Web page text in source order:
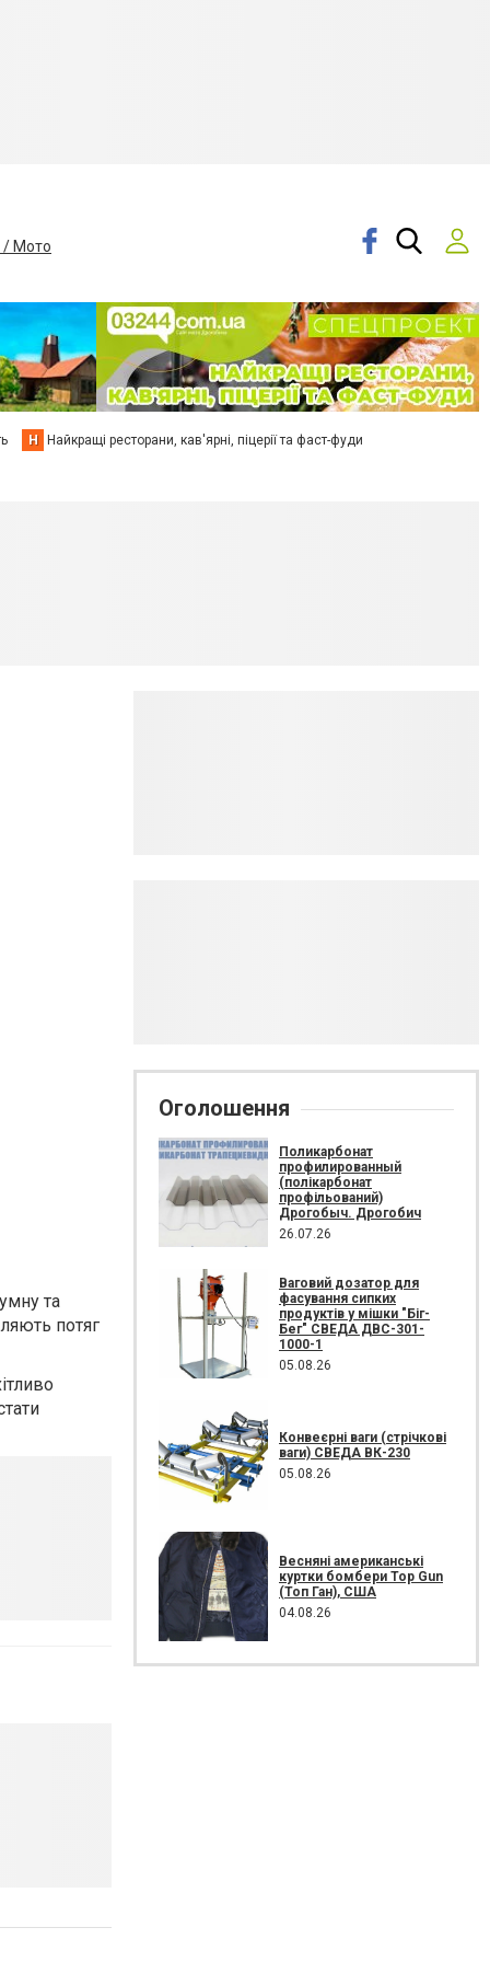
/ Мото
Н Найкращі ресторани, кав'ярні, піцерії та фаст-фуди
та
потяг
Оголошення
Поликарбонат
профилированный
(полікарбонат
профільований)
Дрогобыч. Дрогобич
26.07.26
Ваговий дозатор для
фасування сипких
продуктів у мішки "Біг-
Бег" СВЕДА ДВС-301-
1000-1
05.08.26
Конвеєрні ваги (стрічкові
ваги) СВЕДА ВК-230
05.08.26
Весняні американські
куртки бомбери Top Gun
(Топ Ган), США
04.08.26